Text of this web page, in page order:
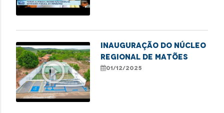
play_circle_outline
Inauguração do Núcleo
Regional de Matões
01/12/2025